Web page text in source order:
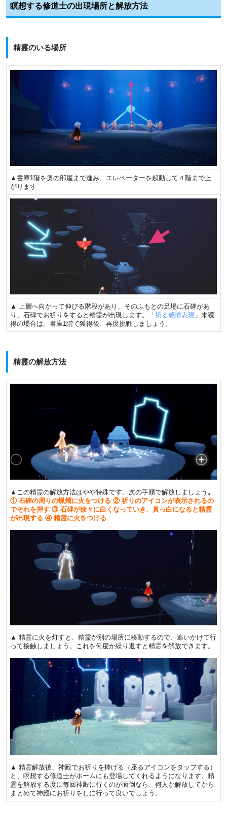
瞑想する修道士の出現場所と解放方法
精霊のいる場所
▲書庫1階を奥の部屋まで進み、エレベーターを起動して４階まで上
がります
▲ 上層へ向かって伸びる階段があり、 そのふもとの足場に石碑があ
り、石碑でお祈りをすると精霊が出現します。「 祈る感情表現 」未獲
得の場合は、書庫1階で獲得後、再度挑戦しましょう。
精霊の解放方法
▲この精霊の解放方法はやや特殊です。次の手順で解放しましょう 。
① 石碑の周りの蝋燭に火をつける ② 祈りのアイコンが表示されるの
でそれを押す ③ 石碑が徐々に白くなっていき、真っ白になると精霊
が出現する ④ 精霊に火をつける
▲ 精霊に火を灯すと、精霊が別の場所に移動するので、追いかけて行
って接触しましょう。これを何度か繰り返すと精霊を解放できます。
▲ 精霊解放後、神殿でお祈りを捧げる（座るアイコンをタップする）
と、瞑想する修道士がホームにも登場してくれるようになります。精
霊を解放する度に毎回神殿に行くのが面倒なら、何人か解放してから
まとめて神殿にお祈りをしに行って良いでしょう。